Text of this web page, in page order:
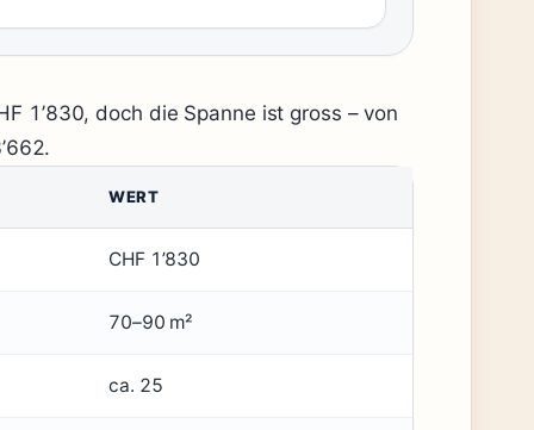
1’830, doch die Spanne ist gross – von
WERT
CHF 1’830
70–90 m²
ca. 25